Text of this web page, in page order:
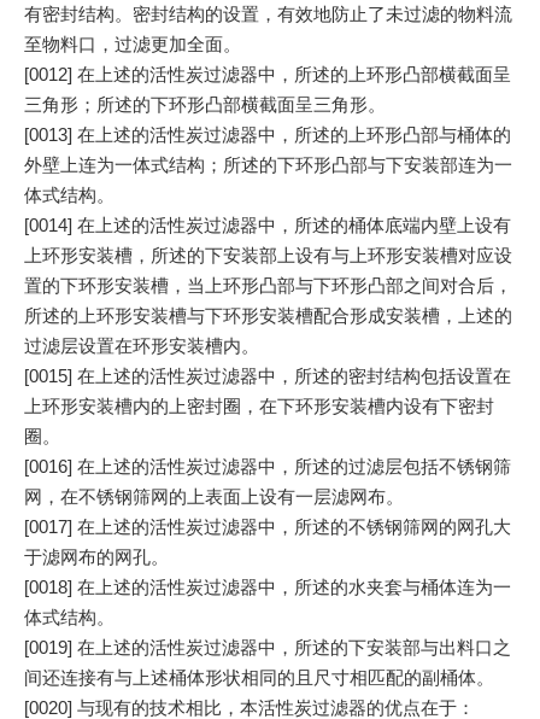
有密封结构。密封结构的设置，有效地防止了未过滤的物料流
至物料口，过滤更加全面。
[0012] 在上述的活性炭过滤器中，所述的上环形凸部横截面呈
三角形；所述的下环形凸部横截面呈三角形。
[0013] 在上述的活性炭过滤器中，所述的上环形凸部与桶体的
外壁上连为一体式结构；所述的下环形凸部与下安装部连为一
体式结构。
[0014] 在上述的活性炭过滤器中，所述的桶体底端内壁上设有
上环形安装槽，所述的下安装部上设有与上环形安装槽对应设
置的下环形安装槽，当上环形凸部与下环形凸部之间对合后，
所述的上环形安装槽与下环形安装槽配合形成安装槽，上述的
过滤层设置在环形安装槽内。
[0015] 在上述的活性炭过滤器中，所述的密封结构包括设置在
上环形安装槽内的上密封圈，在下环形安装槽内设有下密封
圈。
[0016] 在上述的活性炭过滤器中，所述的过滤层包括不锈钢筛
网，在不锈钢筛网的上表面上设有一层滤网布。
[0017] 在上述的活性炭过滤器中，所述的不锈钢筛网的网孔大
于滤网布的网孔。
[0018] 在上述的活性炭过滤器中，所述的水夹套与桶体连为一
体式结构。
[0019] 在上述的活性炭过滤器中，所述的下安装部与出料口之
间还连接有与上述桶体形状相同的且尺寸相匹配的副桶体。
[0020] 与现有的技术相比，本活性炭过滤器的优点在于：